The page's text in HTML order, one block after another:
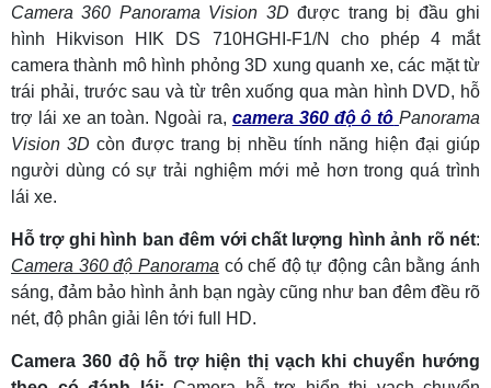
Camera 360 Panorama Vision 3D được trang bị đầu ghi
hình Hikvison HIK DS 710HGHI-F1/N cho phép 4 mắt
camera thành mô hình phỏng 3D xung quanh xe, các mặt từ
trái phải, trước sau và từ trên xuống qua màn hình DVD, hỗ
trợ lái xe an toàn. Ngoài ra, camera 360 độ ô tô Panorama
Vision 3D còn được trang bị nhều tính năng hiện đại giúp
người dùng có sự trải nghiệm mới mẻ hơn trong quá trình
lái xe.
Hỗ trợ ghi hình ban đêm với chất lượng hình ảnh rõ nét:
Camera 360 độ Panorama có chế độ tự động cân bằng ánh
sáng, đảm bảo hình ảnh bạn ngày cũng như ban đêm đều rõ
nét, độ phân giải lên tới full HD.
Camera 360 độ hỗ trợ hiện thị vạch khi chuyển hướng